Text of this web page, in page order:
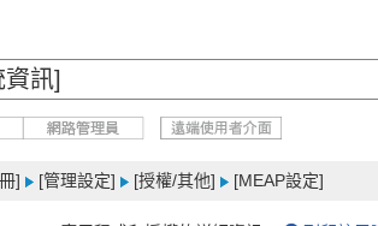
訊]
] [管理設定] [授權/其他] [MEAP設定]